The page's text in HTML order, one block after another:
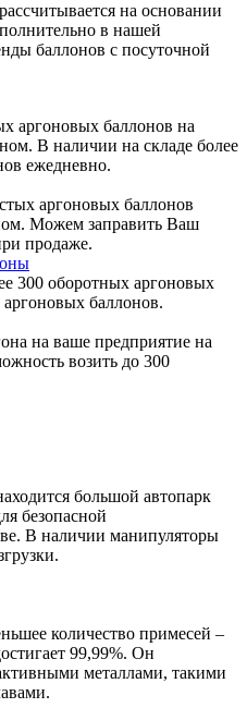
на основании
в нашей
баллонов с посуточной
аргоновых баллонов на
В наличии на складе более
ежедневно.
аргоновых баллонов
Можем заправить Ваш
продаже.
300 оборотных аргоновых
баллонов.
на ваше предприятие на
возить до 300
большой автопарк
безопасной
В наличии манипуляторы
количество примесей –
99,99%. Он
металлами, такими